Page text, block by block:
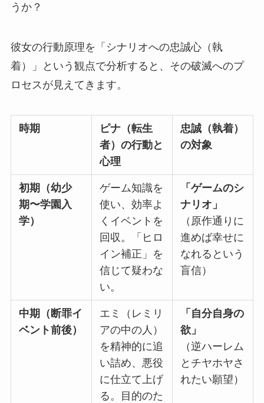
うか？
彼女の行動原理を「シナリオへの忠誠心（執
着）」という観点で分析すると、その破滅へのプ
ロセスが見えてきます。
時期
ピナ（転生
者）の行動と
心理
忠誠（執着）
の対象
初期（幼少
期〜学園入
学）
ゲーム知識を
使い、効率よ
くイベントを
回収。「ヒロ
イン補正」を
信じて疑わな
い。
「ゲームのシ
ナリオ」
（原作通りに
進めば幸せに
なれるという
盲信）
中期（断罪イ
ベント前後）
エミ（レミリ
アの中の人）
を精神的に追
い詰め、悪役
に仕立て上げ
る。目的のた
「自分自身の
欲」
（逆ハーレム
とチヤホヤさ
れたい願望）